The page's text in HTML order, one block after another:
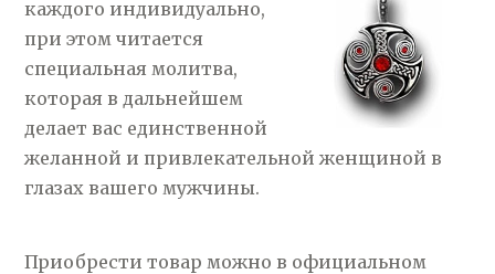
каждого индивидуально,
при этом читается
специальная молитва,
которая в дальнейшем
делает вас единственной
желанной и привлекательной женщиной в
глазах вашего мужчины.
Приобрести товар можно в официальном